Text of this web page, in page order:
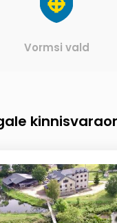
Vormsi vald